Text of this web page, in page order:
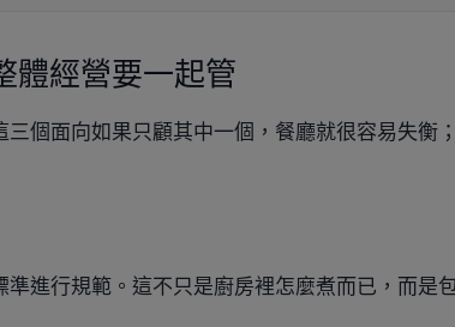
體經營要一起管
個面向如果只顧其中一個，餐廳就很容易失衡
進行規範。這不只是廚房裡怎麼煮而已，而是